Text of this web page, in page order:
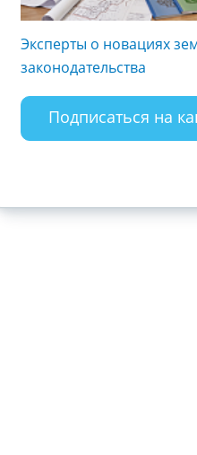
Эксперты о новациях
законодательства
Подписаться на